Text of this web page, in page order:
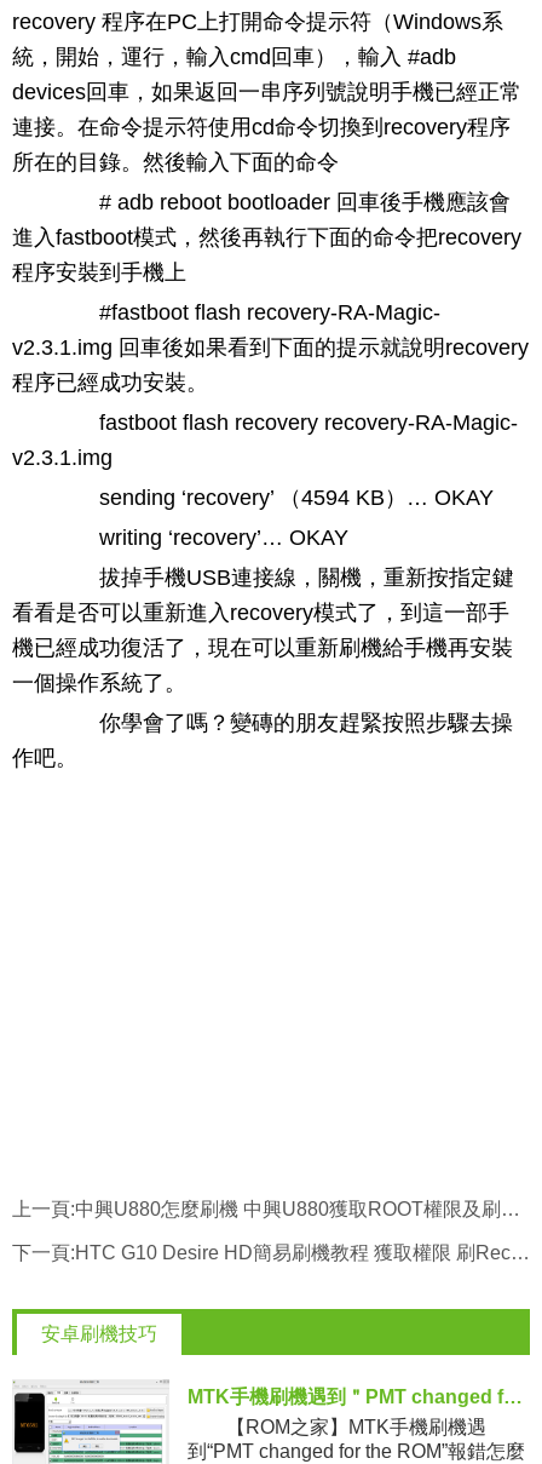
recovery 程序在PC上打開命令提示符（Windows系
統，開始，運行，輸入cmd回車），輸入 #adb
devices回車，如果返回一串序列號說明手機已經正常
連接。在命令提示符使用cd命令切換到recovery程序
所在的目錄。然後輸入下面的命令
# adb reboot bootloader 回車後手機應該會
進入fastboot模式，然後再執行下面的命令把recovery
程序安裝到手機上
#fastboot flash recovery-RA-Magic-
v2.3.1.img 回車後如果看到下面的提示就說明recovery
程序已經成功安裝。
fastboot flash recovery recovery-RA-Magic-
v2.3.1.img
sending ‘recovery’ （4594 KB）… OKAY
writing ‘recovery’… OKAY
拔掉手機USB連接線，關機，重新按指定鍵
看看是否可以重新進入recovery模式了，到這一部手
機已經成功復活了，現在可以重新刷機給手機再安裝
一個操作系統了。
你學會了嗎？變磚的朋友趕緊按照步驟去操
作吧。
上一頁:中興U880怎麼刷機 中興U880獲取ROOT權限及刷機教程
下一頁:HTC G10 Desire HD簡易刷機教程 獲取權限 刷Recovery
安卓刷機技巧
MTK手機刷機遇到＂PMT changed for the ROM＂報錯解決方法
【ROM之家】MTK手機刷機遇
到“PMT changed for the ROM”報錯怎麼